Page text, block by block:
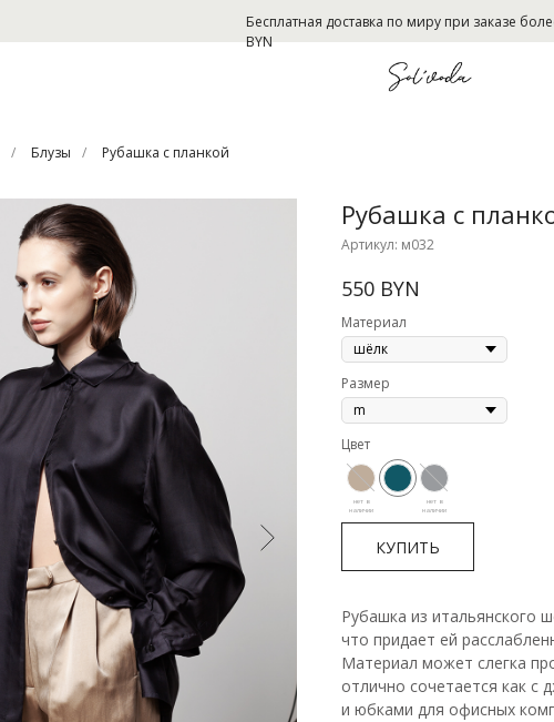
Бесплатная доставка по миру при заказе
BYN
/ Блузы / Рубашка с планкой
Рубашка с
Артикул: м032
550 BYN
Материал
Размер
Цвет
КУПИТЬ
Рубашка из итальянского
что придает ей
Материал может слегка
отлично сочетается как с
и юбками для офисных